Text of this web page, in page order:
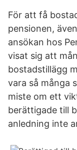
För att få
pensionen,
ansökan hos
visat sig att
bostadstillägg
vara så många
miste om ett
berättigade till
anledning inte